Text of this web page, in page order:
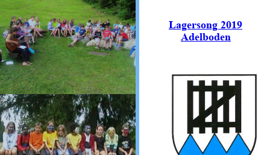
Lagersong 2019
Adelboden